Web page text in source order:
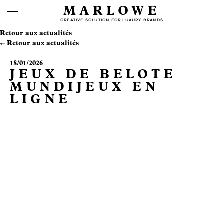
MARLOWE
CREATIVE SOLUTION FOR LUXURY BRANDS
Retour aux actualités
Retour aux actualités
18/01/2026
JEUX DE BELOTE
MUNDIJEUX EN
LIGNE